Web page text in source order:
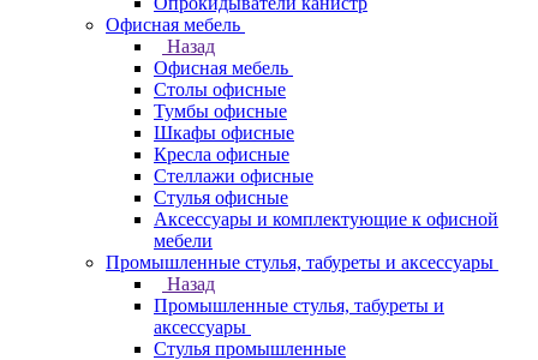
Офисная мебель
Назад
Офисная мебель
Столы офисные
Тумбы офисные
Шкафы офисные
Кресла офисные
Стеллажи офисные
Стулья офисные
Аксессуары и комплектующие к офисной
мебели
Промышленные стулья, табуреты и аксессуары
Назад
Промышленные стулья, табуреты и
аксессуары
Стулья промышленные